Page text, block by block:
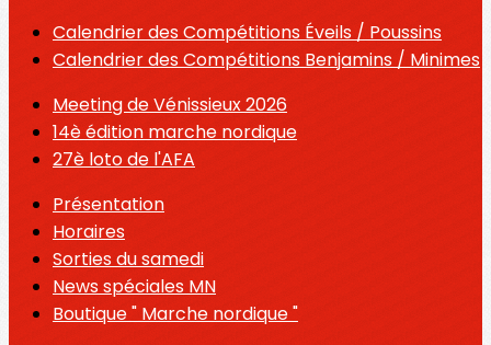
Calendrier des Compétitions Éveils / Poussins
Calendrier des Compétitions Benjamins / Minimes
Meeting de Vénissieux 2026
14è édition marche nordique
27è loto de l'AFA
Présentation
Horaires
Sorties du samedi
News spéciales MN
Boutique " Marche nordique "